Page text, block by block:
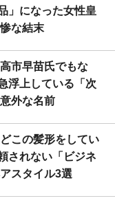
」になった女性皇
な結末
市早苗氏でもな
浮上している「次
外な名前
この髪形をしてい
されない「ビジネ
スタイル3選